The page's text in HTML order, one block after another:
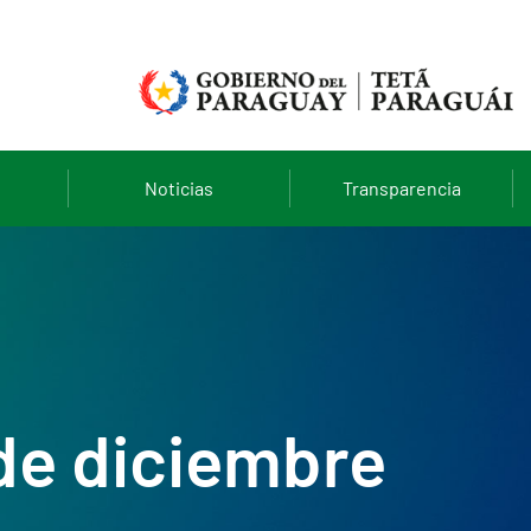
Noticias Transparencia
diciembre